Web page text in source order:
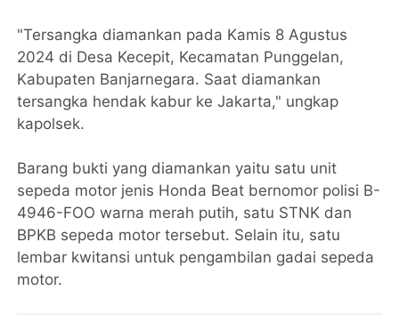
"Tersangka diamankan pada Kamis 8 Agustus
2024 di Desa Kecepit, Kecamatan Punggelan,
Kabupaten Banjarnegara. Saat diamankan
tersangka hendak kabur ke Jakarta," ungkap
kapolsek.
Barang bukti yang diamankan yaitu satu unit
sepeda motor jenis Honda Beat bernomor polisi B-
4946-FOO warna merah putih, satu STNK dan
BPKB sepeda motor tersebut. Selain itu, satu
lembar kwitansi untuk pengambilan gadai sepeda
motor.